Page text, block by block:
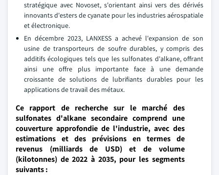
stratégique avec Novoset, s'orientant ainsi vers des dérivés
innovants d'esters de cyanate pour les industries aérospatiale
et électronique.
En décembre 2023, LANXESS a achevé l'expansion de son
usine de transporteurs de soufre durables, y compris des
additifs écologiques tels que les sulfonates d'alkane, offrant
ainsi une offre plus importante face à une demande
croissante de solutions de lubrifiants durables pour les
applications de travail des métaux.
Ce rapport de recherche sur le marché des
sulfonates d'alkane secondaire comprend une
couverture approfondie de l'industrie, avec des
estimations et des prévisions en termes de
revenus (milliards de USD) et de volume
(kilotonnes) de 2022 à 2035, pour les segments
suivants :